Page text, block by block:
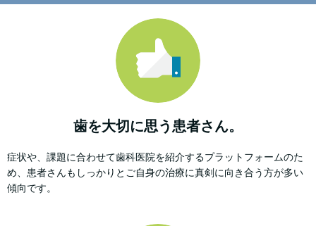
歯を大切に思う患者さん。
症状や、課題に合わせて歯科医院を紹介するプラットフォームのた
め、患者さんもしっかりとご自身の治療に真剣に向き合う方が多い
傾向です。